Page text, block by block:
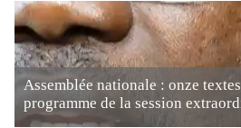
Assemblée nationale : onze
programme de la session